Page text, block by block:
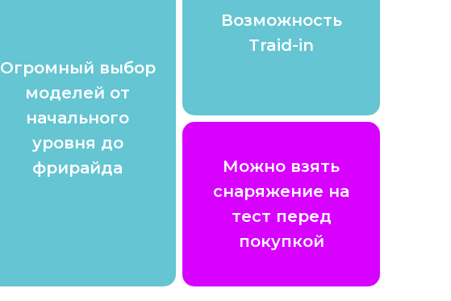
Огромный выбор
моделей от
начального
уровня до
фрирайда
Возможность
Traid-in
Можно взять
снаряжение на
тест перед
покупкой